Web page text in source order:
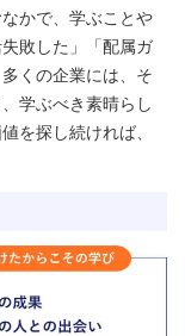
かで、学ぶことや
敗した」「配属ガ
くの企業には、そ
学ぶべき素晴らし
を探し続ければ、